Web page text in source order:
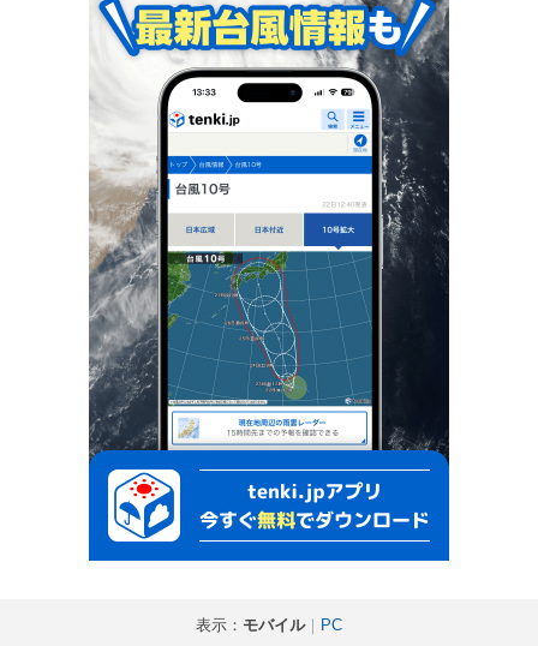
表示： モバイル｜
PC